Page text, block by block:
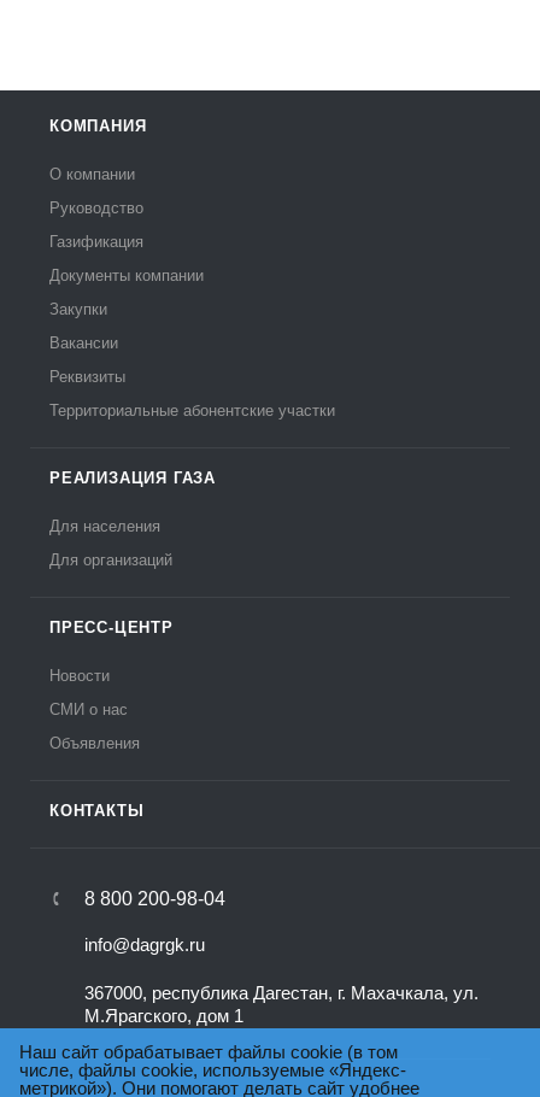
КОМПАНИЯ
О компании
Руководство
Газификация
Документы компании
Закупки
Вакансии
Реквизиты
Территориальные абонентские участки
РЕАЛИЗАЦИЯ ГАЗА
Для населения
Для организаций
ПРЕСС-ЦЕНТР
Новости
СМИ о нас
Объявления
КОНТАКТЫ
8 800 200-98-04
info@dagrgk.ru
367000, республика Дагестан, г. Махачкала, ул.
М.Ярагского, дом 1
Наш сайт обрабатывает файлы cookie (в том
числе, файлы cookie, используемые «Яндекс-
метрикой»). Они помогают делать сайт удобнее